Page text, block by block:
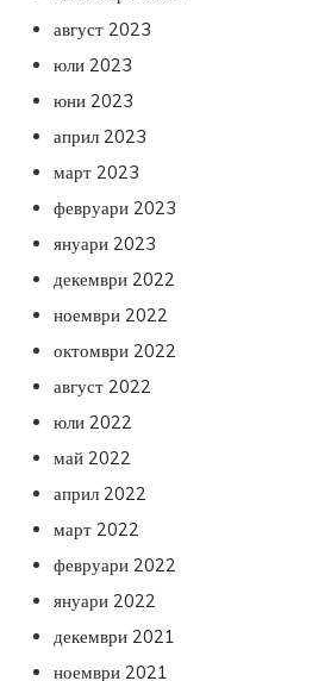
август 2023
юли 2023
юни 2023
април 2023
март 2023
февруари 2023
януари 2023
декември 2022
ноември 2022
октомври 2022
август 2022
юли 2022
май 2022
април 2022
март 2022
февруари 2022
януари 2022
декември 2021
ноември 2021